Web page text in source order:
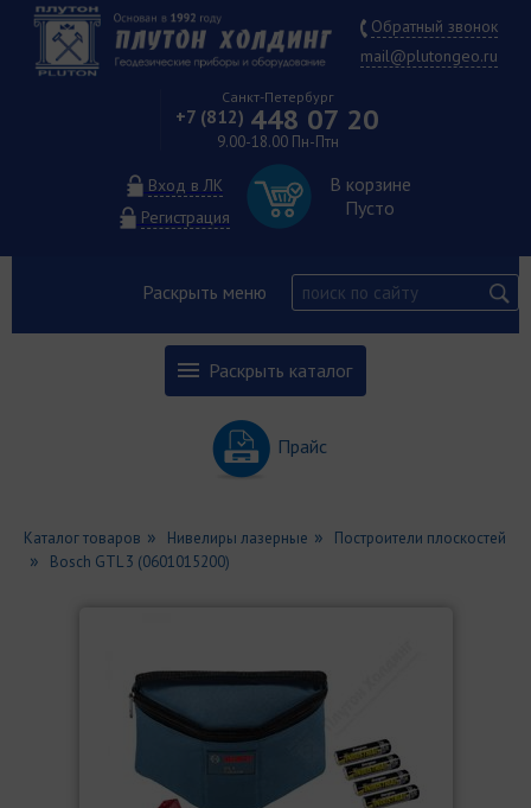
Обратный звонок
mail@plutongeo.ru
Санкт-Петербург
+7 (812) 448 07 20
9.00-18.00 Пн-Птн
Вход в ЛК
Регистрация
В корзине
Пусто
Раскрыть меню
Раскрыть каталог
Прайс
Каталог товаров Нивелиры лазерные
Построители плоскостей
Bosch GTL 3 (0601015200)